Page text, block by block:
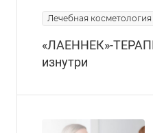
Лечебная косметология
«ЛАЕННЕК»-
изнутри